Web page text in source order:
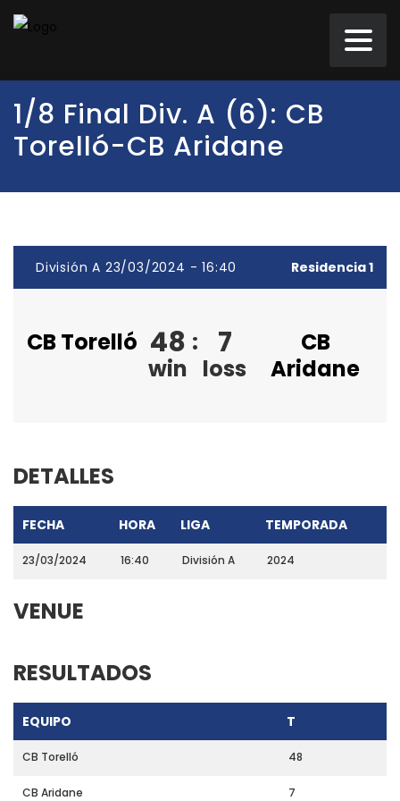
1/8 Final Div. A (6): CB
Torelló-CB Aridane
División A 23/03/2024 - 16:40 Residencia 1
CB Torelló 48
win
: 7
loss
CB
Aridane
DETALLES
FECHA HORA LIGA TEMPORADA
23/03/2024 16:40 División A 2024
VENUE
RESULTADOS
EQUIPO T
CB Torelló 48
CB Aridane 7